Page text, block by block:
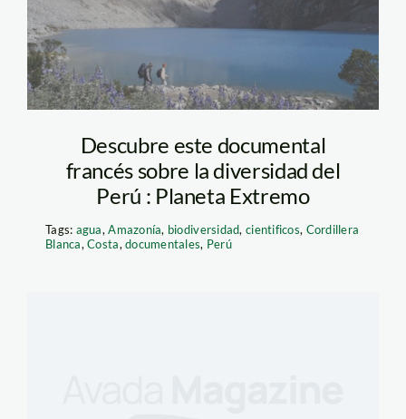
Descubre este documental
francés sobre la diversidad del
Perú : Planeta Extremo
Tags: agua,Amazonía, biodiversidad,cientificos, Cordillera
Blanca,Costa,documentales, Perú